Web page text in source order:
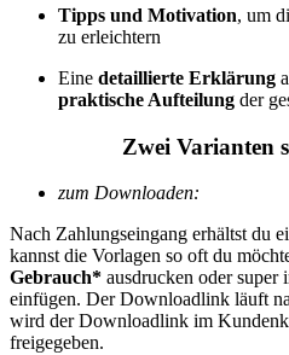
Tipps und Motivation, um
zu erleichtern
Eine detaillierte Erklärung
praktische Aufteilung der
Zwei Varianten
zum Downloaden:
Nach Zahlungseingang erhältst du
kannst die Vorlagen so oft du
Gebrauch* ausdrucken oder super
einfügen. Der Downloadlink läuft
wird der Downloadlink im
freigegeben.